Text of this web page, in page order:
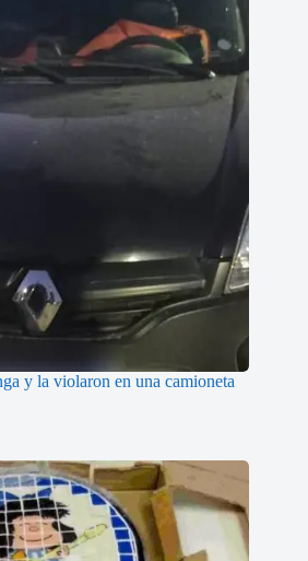
y la violaron en una camioneta